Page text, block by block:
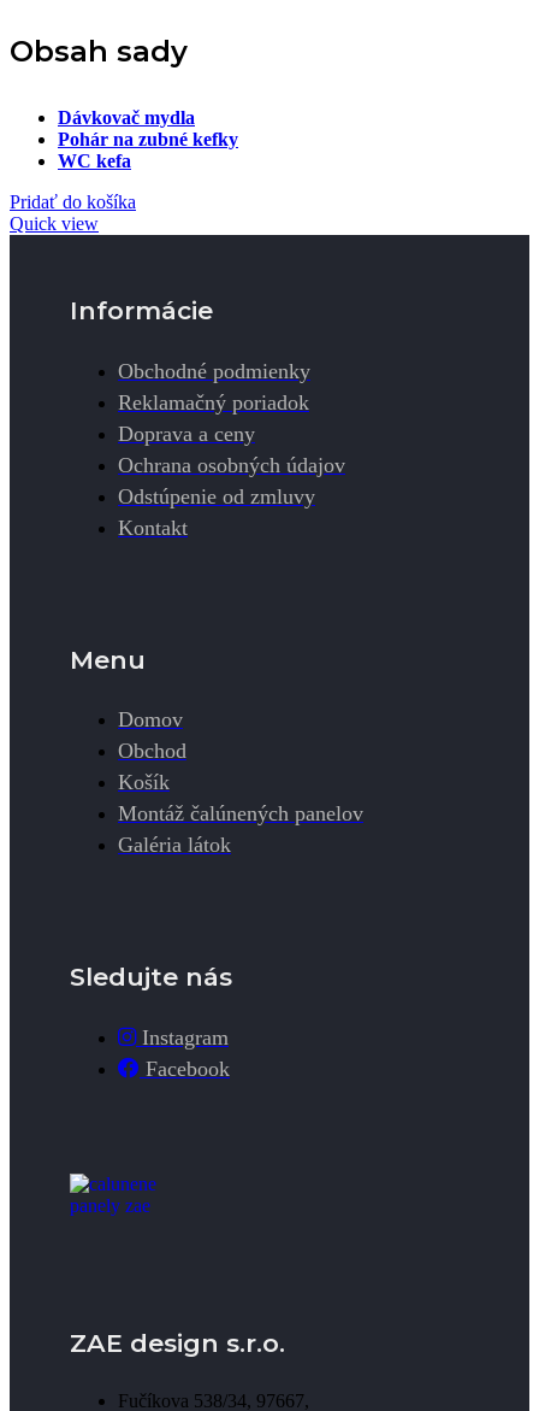
Obsah sady
Dávkovač mydla
Pohár na zubné kefky
WC kefa
Pridať do košíka
Quick view
Informácie
Obchodné podmienky
Reklamačný poriadok
Doprava a ceny
Ochrana osobných údajov
Odstúpenie od zmluvy
Kontakt
Menu
Domov
Obchod
Košík
Montáž čalúnených panelov
Galéria látok
Sledujte nás
Instagram
Facebook
ZAE design s.r.o.
Fučíkova 538/34, 97667,